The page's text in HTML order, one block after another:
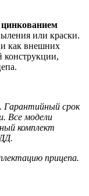
или краски.
как внешних
конструкции,
Гарантийный срок
Все модели
комплект
прицепа.